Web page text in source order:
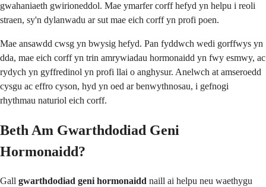
gwahaniaeth gwirioneddol. Mae ymarfer corff hefyd yn helpu i reoli
straen, sy'n dylanwadu ar sut mae eich corff yn profi poen.
Mae ansawdd cwsg yn bwysig hefyd. Pan fyddwch wedi gorffwys yn
dda, mae eich corff yn trin amrywiadau hormonaidd yn fwy esmwy, ac
rydych yn gyffredinol yn profi llai o anghysur. Anelwch at amseroedd
cysgu ac effro cyson, hyd yn oed ar benwythnosau, i gefnogi
rhythmau naturiol eich corff.
Beth Am Gwarthdodiad Geni
Hormonaidd?
Gall gwarthdodiad geni hormonaidd naill ai helpu neu waethygu